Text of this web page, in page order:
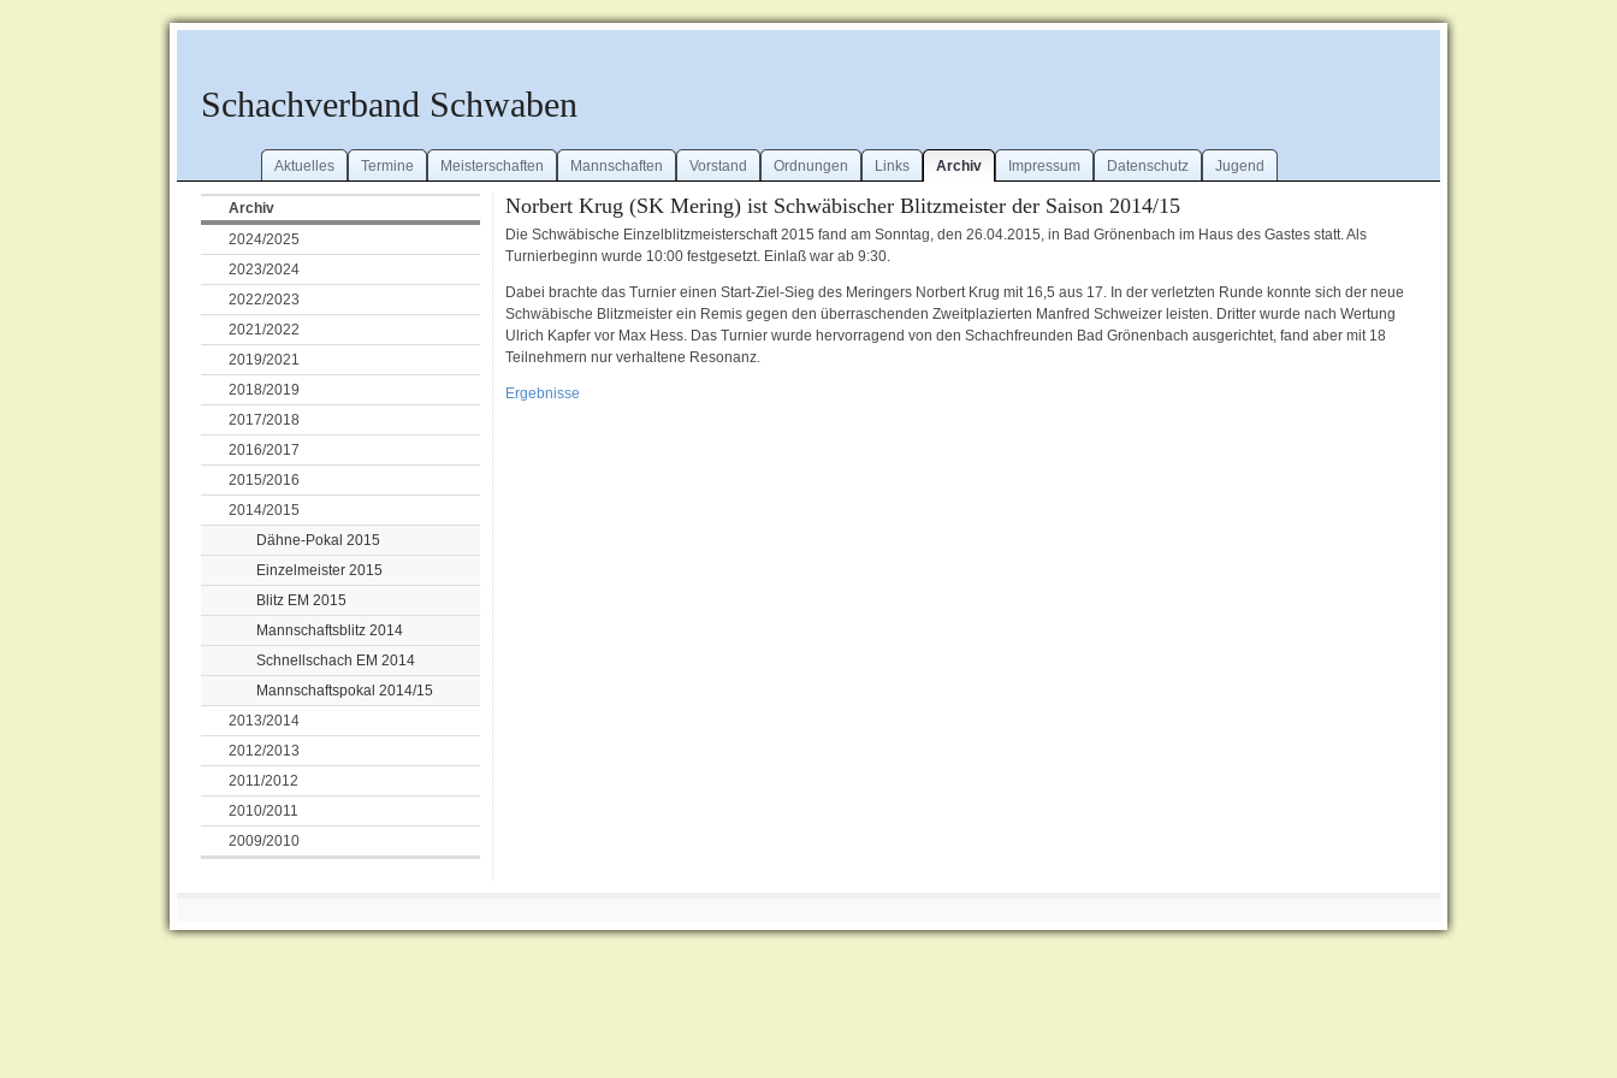
Schachverband Schwaben
Aktuelles Termine Meisterschaften Mannschaften Vorstand Ordnungen Links Archiv Impressum Datenschutz Jugend
Archiv
2024/2025
2023/2024
2022/2023
2021/2022
2019/2021
2018/2019
2017/2018
2016/2017
2015/2016
2014/2015
Dähne-Pokal 2015
Einzelmeister 2015
Blitz EM 2015
Mannschaftsblitz 2014
Schnellschach EM 2014
Mannschaftspokal 2014/15
2013/2014
2012/2013
2011/2012
2010/2011
2009/2010
Norbert Krug (SK Mering) ist Schwäbischer Blitzmeister der Saison 2014/15
Die Schwäbische Einzelblitzmeisterschaft 2015 fand am Sonntag, den 26.04.2015, in Bad Grönenbach im Haus des Gastes statt. Als
Turnierbeginn wurde 10:00 festgesetzt. Einlaß war ab 9:30.
Dabei brachte das Turnier einen Start-Ziel-Sieg des Meringers Norbert Krug mit 16,5 aus 17. In der verletzten Runde konnte sich der neue
Schwäbische Blitzmeister ein Remis gegen den überraschenden Zweitplazierten Manfred Schweizer leisten. Dritter wurde nach Wertung
Ulrich Kapfer vor Max Hess. Das Turnier wurde hervorragend von den Schachfreunden Bad Grönenbach ausgerichtet, fand aber mit 18
Teilnehmern nur verhaltene Resonanz.
Ergebnisse